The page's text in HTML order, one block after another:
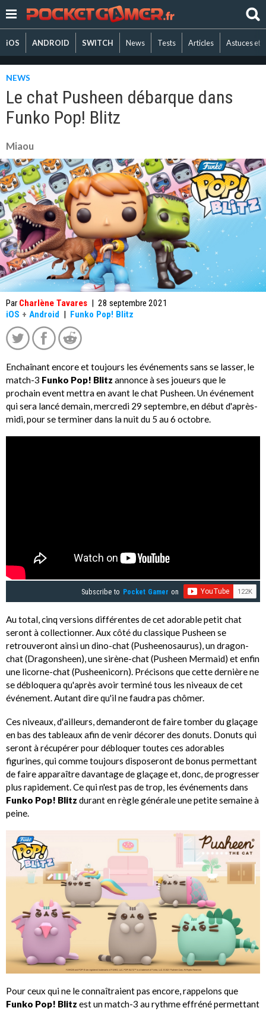
iOS ANDROID SWITCH News Tests Articles Astuces et
NEWS
Le chat Pusheen débarque dans
Funko Pop! Blitz
Miaou
Par Charlène Tavares | 28 septembre 2021
iOS + Android | Funko Pop! Blitz
Enchaînant encore et toujours les événements sans se lasser, le
match-3 Funko Pop! Blitz annonce à ses joueurs que le
prochain event mettra en avant le chat Pusheen. Un événement
qui sera lancé demain, mercredi 29 septembre, en début d'après-
midi, pour se terminer dans la nuit du 5 au 6 octobre.
Subscribe to Pocket Gamer on
Au total, cinq versions différentes de cet adorable petit chat
seront à collectionner. Aux côté du classique Pusheen se
retrouveront ainsi un dino-chat (Pusheenosaurus), un dragon-
chat (Dragonsheen), une sirène-chat (Pusheen Mermaid) et enfin
une licorne-chat (Pusheenicorn). Précisons que cette dernière ne
se débloquera qu'après avoir terminé tous les niveaux de cet
événement. Autant dire qu'il ne faudra pas chômer.
Ces niveaux, d'ailleurs, demanderont de faire tomber du glaçage
en bas des tableaux afin de venir décorer des donuts. Donuts qui
seront à récupérer pour débloquer toutes ces adorables
figurines, qui comme toujours disposeront de bonus permettant
de faire apparaître davantage de glaçage et, donc, de progresser
plus rapidement. Ce qui n'est pas de trop, les événements dans
Funko Pop! Blitz durant en règle générale une petite semaine à
peine.
Pour ceux qui ne le connaîtraient pas encore, rappelons que
Funko Pop! Blitz est un match-3 au rythme effréné permettant